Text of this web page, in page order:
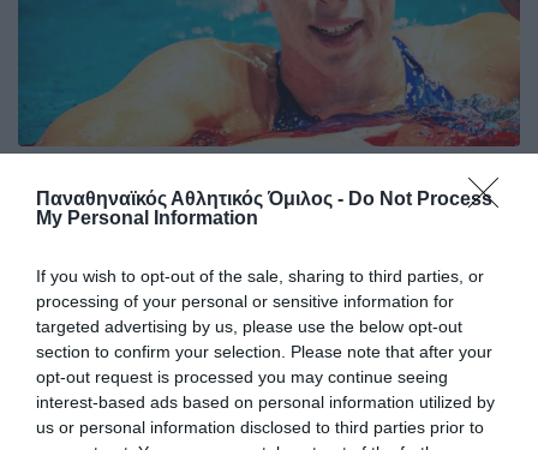
Παναθηναϊκός Αθλητικός Όμιλος - Do Not Process
My Personal Information
If you wish to opt-out of the sale, sharing to third parties, or
processing of your personal or sensitive information for
targeted advertising by us, please use the below opt-out
section to confirm your selection. Please note that after your
opt-out request is processed you may continue seeing
interest-based ads based on personal information utilized by
us or personal information disclosed to third parties prior to
Χάλκινο μετάλλιο για την
Ντουντουνάκη στο Sette Colli
κατέκτησε το χάλκινο μετάλλιο στα 100 μέτρα πεταλούδα
στο μίτινγκ Sette Colli.
27.06.2026 ΚΟΛΥΜΒΗΣΗ